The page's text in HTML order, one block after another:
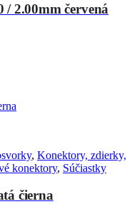
2.00mm červená
, Konektory, zdierky,
konektory, Súčiastky
čierna